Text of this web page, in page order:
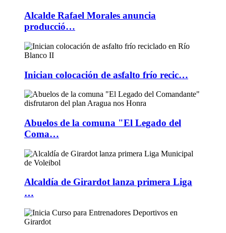
Alcalde Rafael Morales anuncia
producció…
Inician colocación de asfalto frío recic…
Abuelos de la comuna "El Legado del
Coma…
Alcaldía de Girardot lanza primera Liga
…